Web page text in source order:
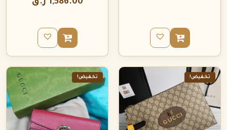
1,586.00 ر.ق
تخفيض! تخفيض!